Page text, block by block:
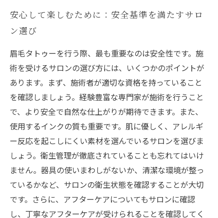
安心して楽しむために：安全基準を満たすサロ
ン選び
眉毛タトゥーを行う際、最も重要なのは安全性です。施
術を受けるサロンの選び方には、いくつかのポイントが
あります。まず、施術者が適切な資格を持っていること
を確認しましょう。経験豊富な専門家が施術を行うこと
で、より安全で自然な仕上がりが期待できます。また、
使用するインクの質も重要です。肌に優しく、アレルギ
ー反応を起こしにくい素材を選んでいるサロンを選びま
しょう。衛生管理が徹底されていることも忘れてはいけ
ません。器具の使いまわしがないか、清潔な環境が整っ
ているかなど、サロンの衛生状態を確認することが大切
です。さらに、アフターケアについてもサロンに確認
し、丁寧なアフターケアが受けられることを確認してく